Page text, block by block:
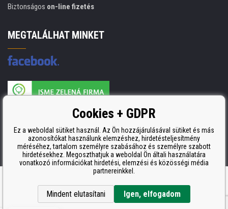
Biztonságos on-line fizetés
MEGTALÁLHAT MINKET
A nyomtatási kellékek gyártója ISO 9001 tanúsítvánnyal rendelkezik
ISO 9001, ISO 14001 és STMC.
Ecommerce solutionsBINARGON.cz
Cookies + GDPR
Ez a weboldal sütiket használ. Az Ön hozzájárulásával sütiket és más
azonosítókat használunk elemzéshez, hirdetésteljesítmény
méréséhez, tartalom személyre szabásához és személyre szabott
hirdetésekhez. Megoszthatjuk a weboldal Ön általi használatára
vonatkozó információkat hirdetési, elemzési és közösségi média
partnereinkkel.
Mindent elutasítani Igen, elfogadom